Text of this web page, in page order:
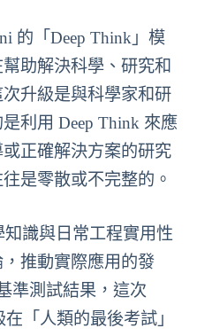
的「Deep Think」模
助解決科學、研究和
升級是與科學家和研
利用 Deep Think 來應
正確解決方案的研究
是零散或不完整的。
知識與日常工程實用性
推動實際應用的發
準測試結果，這次
「人類的最後考試」